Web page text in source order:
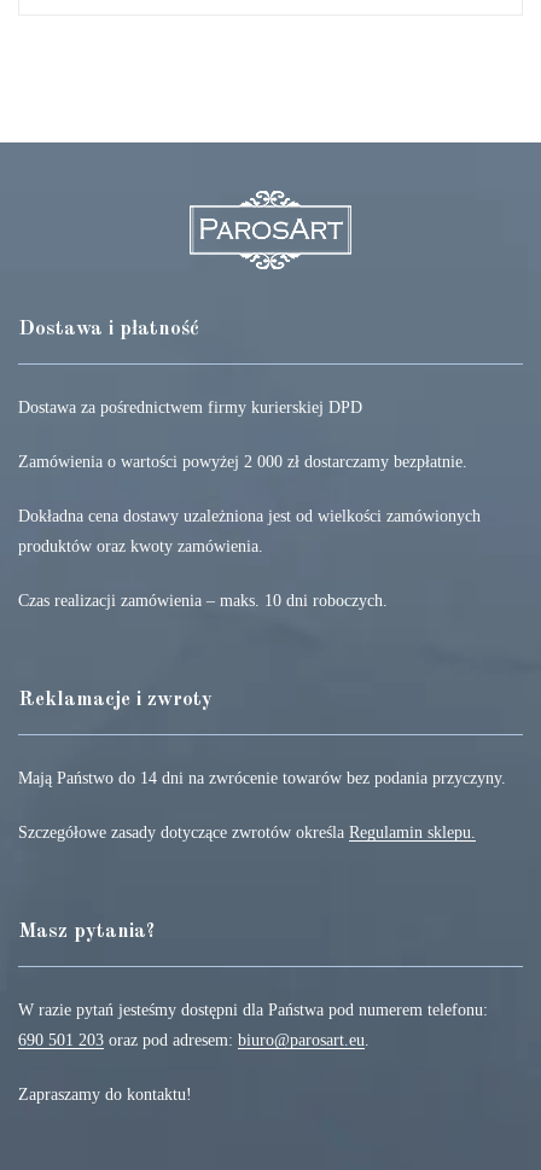
Dostawa i płatność
Dostawa za pośrednictwem firmy kurierskiej DPD
Zamówienia o wartości powyżej 2 000 zł dostarczamy bezpłatnie.
Dokładna cena dostawy uzależniona jest od wielkości zamówionych
produktów oraz kwoty zamówienia.
Czas realizacji zamówienia – maks. 10 dni roboczych.
Reklamacje i zwroty
Mają Państwo do 14 dni na zwrócenie towarów bez podania przyczyny.
Szczegółowe zasady dotyczące zwrotów określa Regulamin sklepu.
Masz pytania?
W razie pytań jesteśmy dostępni dla Państwa pod numerem telefonu:
690 501 203 oraz pod adresem: biuro@parosart.eu.
Zapraszamy do kontaktu!